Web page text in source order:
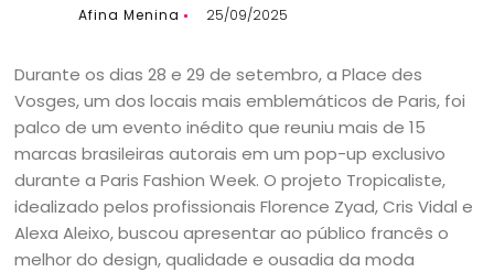
Afina Menina 25/09/2025
Durante os dias 28 e 29 de setembro, a Place des
Vosges, um dos locais mais emblemáticos de Paris, foi
palco de um evento inédito que reuniu mais de 15
marcas brasileiras autorais em um pop-up exclusivo
durante a Paris Fashion Week. O projeto Tropicaliste,
idealizado pelos profissionais Florence Zyad, Cris Vidal e
Alexa Aleixo, buscou apresentar ao público francês o
melhor do design, qualidade e ousadia da moda